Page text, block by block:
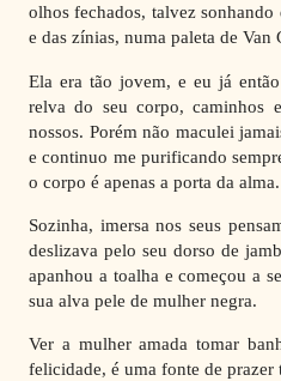
olhos fechados, talvez
e das zínias, numa paleta de Van
Ela era tão jovem, e eu já
relva do seu corpo, caminhos
nossos. Porém não maculei
e continuo me purificando
o corpo é apenas a porta da alma.
Sozinha, imersa nos seus
deslizava pelo seu dorso de
apanhou a toalha e começou a
sua alva pele de mulher negra.
Ver a mulher amada tomar
felicidade, é uma fonte de